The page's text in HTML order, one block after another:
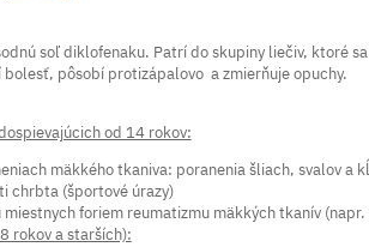
soľ diklofenaku. Patrí do skupiny liečiv, ktoré
pôsobí protizápalovo a zmierňuje opuchy.
od 14 rokov:
mäkkého tkaniva: poranenia šliach, svalov
chrbta (športové úrazy)
miestnych foriem reumatizmu mäkkých tkanív
rokov a starších):